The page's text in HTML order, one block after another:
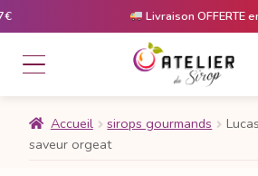
Livraison OFFERTE en
Accueil sirops gourmands
saveur orgeat